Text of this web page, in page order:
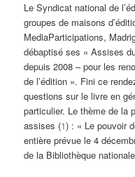
Le Syndicat national de
groupes de maisons
MediaParticipations,
débaptisé ses « Assises
depuis 2008 – pour les
de l’édition ». Fini ce
questions sur le livre en
particulier. Le thème de la
assises (1) : « Le pouvoir
entière prévue le 4
de la Bibliothèque